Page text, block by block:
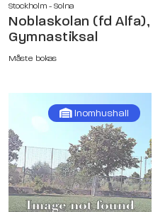
Stockholm - Solna
Noblaskolan (fd Alfa),
Gymnastiksal
Måste bokas
Inomhushall